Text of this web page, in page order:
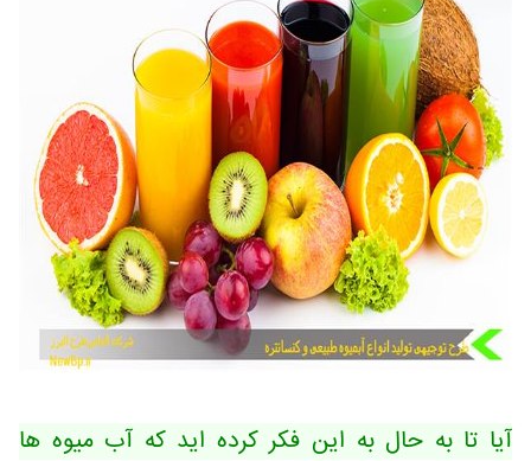
آیا تا به حال به این فکر کرده اید که آب میوه ها